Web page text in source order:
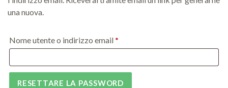
una nuova.
Nome utente o indirizzo email *
RESETTARE LA PASSWORD